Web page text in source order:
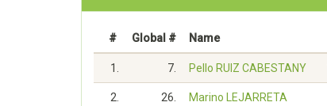
# Global # Name
1. 7. Pello RUIZ CABESTANY
2. 26.
Marino LEJARRETA